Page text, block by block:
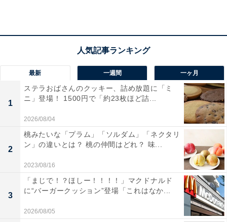
最新 一週間 一ヶ月
1
ステラおばさんのクッキー、詰め放題に「ミ
ニ」登場！ 1500円で「約23枚ほど詰...
2026/08/04
2
桃みたいな「プラム」「ソルダム」「ネクタリ
ン」の違いとは？ 桃の仲間はどれ？ 味...
2023/08/16
3
「まじで！？ほしー！！！！」マクドナルド
に“バーガークッション”登場「これはなか...
2026/08/05